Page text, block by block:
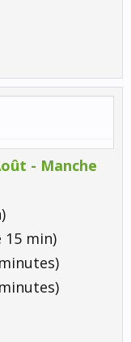
- Manche
15 min)